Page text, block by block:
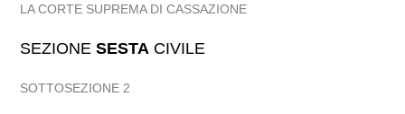
LA CORTE SUPREMA DI CASSAZIONE
SEZIONESESTA CIVILE
SOTTOSEZIONE 2